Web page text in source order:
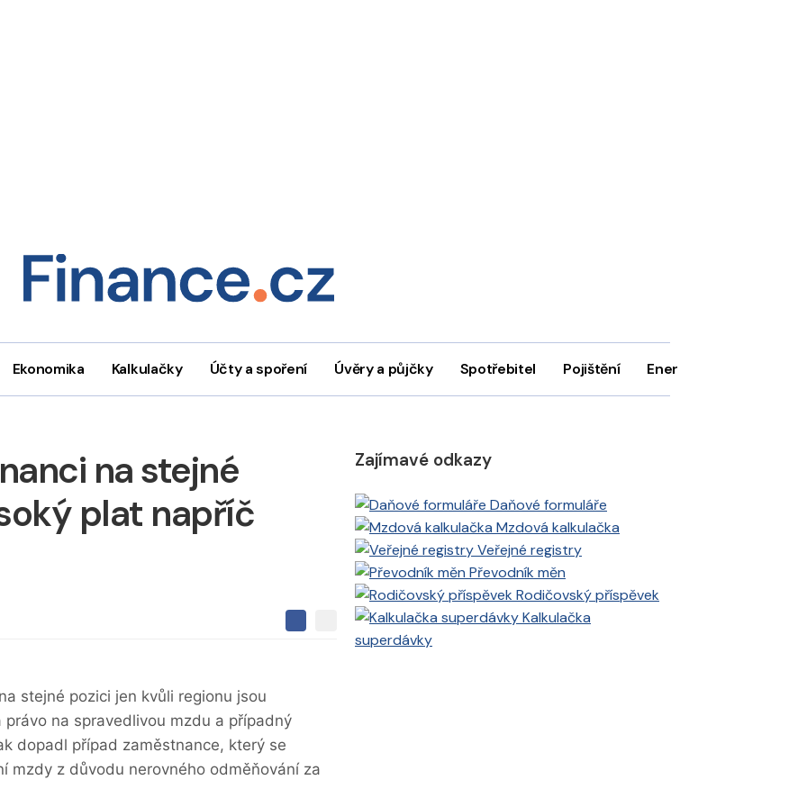
Ekonomika Kalkulačky Účty a spoření Úvěry a půjčky Spotřebitel Pojištění Energie
na stejné
plat napříč
S
e
t
S
F
stejné pozici jen kvůli regionu jsou
na spravedlivou mzdu a případný
dopadl případ zaměstnance, který se
mzdy z důvodu nerovného odměňování za
Zajímavé odkazy
Daňové formuláře
Mzdová kalkulačka
Veřejné registry
Převodník měn
Rodičovský příspěvek
Kalkulačka
superdávky